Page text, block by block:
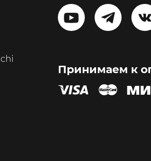
Принимаем к